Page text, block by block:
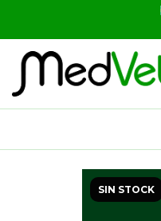
SIN STOCK